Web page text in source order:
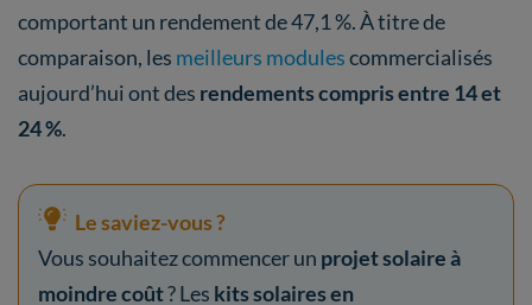
comportant un rendement de 47,1 %. À titre de
comparaison, les meilleurs modulescommercialisés
aujourd’hui ont des rendements compris entre 14 et
24 %.
Le saviez-vous ?
Vous souhaitez commencer un projet solaire à
moindre coût? Les kits solaires en